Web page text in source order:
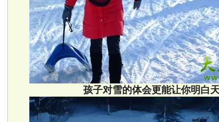
孩子对雪的体会更能让你明白